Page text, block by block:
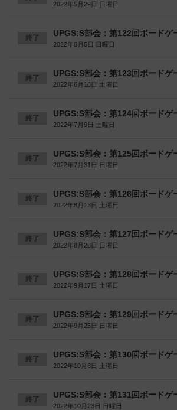
2022年5月29日 日曜日
終了 UPGS:S部会：第122回ボードゲ
2022年6月5日 日曜日
終了 UPGS:S部会：第123回ボードゲ
2022年6月18日 土曜日
終了 UPGS:S部会：第124回ボードゲ
2022年7月9日 土曜日
終了 UPGS:S部会：第125回ボードゲ
2022年7月31日 日曜日
終了 UPGS:S部会：第126回ボードゲ
2022年8月13日 土曜日
終了 UPGS:S部会：第127回ボードゲ
2022年8月28日 日曜日
終了 UPGS:S部会：第128回ボードゲ
2022年9月17日 土曜日
終了 UPGS:S部会：第129回ボードゲ
2022年9月25日 日曜日
終了 UPGS:S部会：第130回ボードゲ
2022年10月8日 土曜日
終了 UPGS:S部会：第131回ボードゲ
2022年10月23日 日曜日